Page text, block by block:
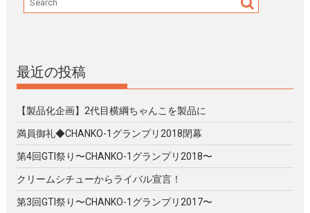
最近の投稿
【製品化企画】2代目横綱ちゃんこを製品に
満員御礼◆CHANKO-1グランプリ2018閉幕
第4回GTI祭り〜CHANKO-1グランプリ2018〜
クリームシチューからライバル宣言！
第3回GTI祭り〜CHANKO-1グランプリ2017〜